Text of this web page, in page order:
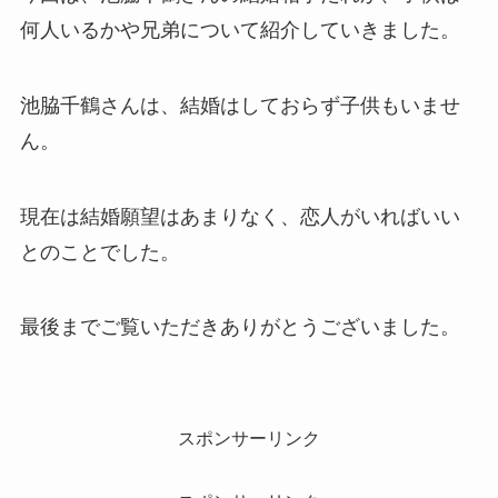
何人いるかや兄弟について紹介していきました。
池脇千鶴さんは、結婚はしておらず子供もいませ
ん。
現在は結婚願望はあまりなく、恋人がいればいい
とのことでした。
最後までご覧いただきありがとうございました。
スポンサーリンク